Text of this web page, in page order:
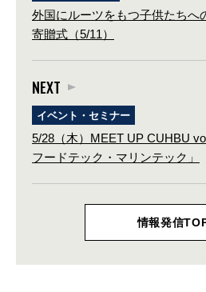
外国にルーツをもつ子供たちへ
寄贈式（5/11）
情報発信
NEXT
イベント・セミナー
5/28（木）MEET UP CUHBU
フードテック・マリンテック」